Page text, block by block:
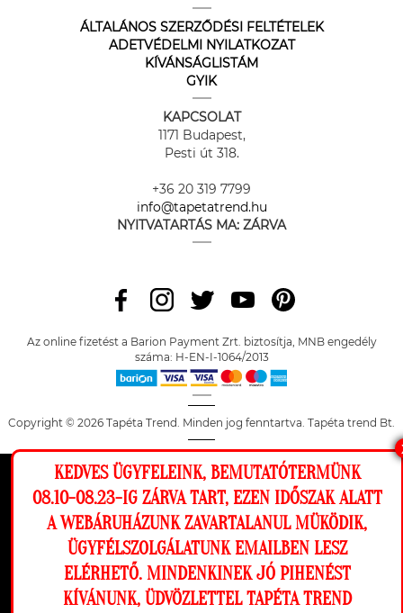
Ez a weboldal cookie-kat használ, hogy a
lehető legjobb élményt nyújtsa honlapunkon.
Beállítások
Elutasítom Engedélyezem
ÁLTALÁNOS SZERZŐDÉSI FELTÉTELEK
ADETVÉDELMI NYILATKOZAT
KÍVÁNSÁGLISTÁM
GYIK
KAPCSOLAT
1171 Budapest,
Pesti út 318.
+36 20 319 7799
info@tapetatrend.hu
NYITVATARTÁS MA: ZÁRVA
Az online fizetést a Barion Payment Zrt. biztosítja, MNB engedély
száma: H-EN-I-1064/2013
Copyright © 2026 Tapéta Trend. Minden jog fenntartva. Tapéta trend Bt.
KEDVES ÜGYFELEINK, BEMUTATÓTERMÜNK
08.10-08.23-IG ZÁRVA TART, EZEN IDŐSZAK ALATT
A WEBÁRUHÁZUNK ZAVARTALANUL MÜKÖDIK,
ÜGYFÉLSZOLGÁLATUNK EMAILBEN LESZ
ELÉRHETŐ. MINDENKINEK JÓ PIHENÉST
KÍVÁNUNK, ÜDVÖZLETTEL TAPÉTA TREND